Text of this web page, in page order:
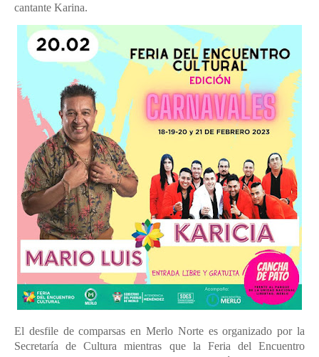
cantante Karina.
El desfile de comparsas en Merlo Norte es organizado por la
Secretaría de Cultura mientras que la Feria del Encuentro